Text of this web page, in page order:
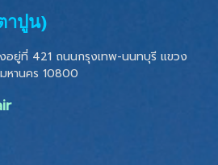
าปูน)
อยู่ที่ 421 ถนนกรุงเทพ-นนทบุรี แขวง
หานคร 10800